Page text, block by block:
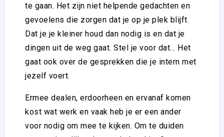
te gaan. Het zijn niet helpende gedachten en
gevoelens die zorgen dat je op je plek blijft.
Dat je je kleiner houd dan nodig is en dat je
dingen uit de weg gaat. Stel je voor dat… Het
gaat ook over de gesprekken die je intern met
jezelf voert.
Ermee dealen, erdoorheen en ervanaf komen
kost wat werk en vaak heb je er een ander
voor nodig om mee te kijken. Om te duiden